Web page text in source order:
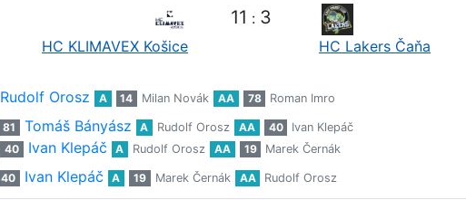
HC KLIMAVEX Košice
11 : 3
HC Lakers Čaňa
Rudolf Orosz A 14 Milan Novák AA 78 Roman Imro
81 Tomáš Bányász A Rudolf Orosz AA 40
Ivan Klepáč
40 Ivan Klepáč A Rudolf Orosz AA 19 Marek Černák
40 Ivan Klepáč A 19 Marek Černák AA Rudolf Orosz